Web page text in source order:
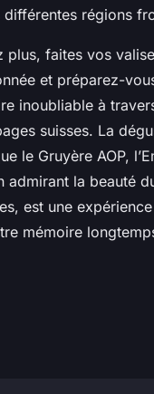
régions
plus, faites vos
et préparez-
inoubliable à
suisses. La
le Gruyère AOP,
admirant la beauté
est une
mémoire